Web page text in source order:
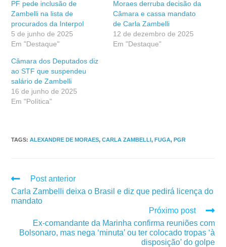
PF pede inclusão de
Zambelli na lista de
procurados da Interpol
5 de junho de 2025
Em "Destaque"
Moraes derruba decisão da
Câmara e cassa mandato
de Carla Zambelli
12 de dezembro de 2025
Em "Destaque"
Câmara dos Deputados diz
ao STF que suspendeu
salário de Zambelli
16 de junho de 2025
Em "Política"
TAGS:ALEXANDRE DE MORAES, CARLA ZAMBELLI, FUGA, PGR
Post anterior
Carla Zambelli deixa o Brasil e diz que pedirá licença do
mandato
Próximo post
Ex-comandante da Marinha confirma reuniões com
Bolsonaro, mas nega ‘minuta’ ou ter colocado tropas ‘à
disposição’ do golpe